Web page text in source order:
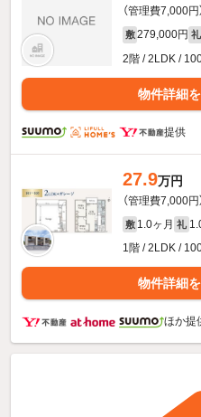
（管理費7,000円
敷 279,000円 礼
2階 / 2LDK /
物件詳細
提供
27.9万円
（管理費7,000円
敷 1.0ヶ月 礼
1階 / 2LDK /
物件詳細
ほか提